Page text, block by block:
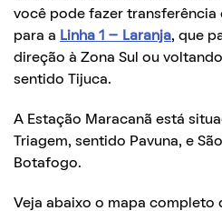
você pode fazer transferência
para a Linha 1 – Laranja, que
direção à Zona Sul ou
sentido Tijuca.
A Estação Maracanã está
Triagem, sentido Pavuna, e
Botafogo.
Veja abaixo o mapa completo